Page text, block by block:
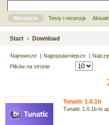
Wszędzie Testy i recenzje
Start Download
Najnowsze Najpopularniejsze
Plików na stronie
Tunatic 1.0.1b
Tunatic 1.0.1b to